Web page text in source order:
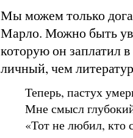
Мы можем только
Марло. Можно быть
которую он заплатил
личный, чем
Теперь, пастух
Мне смысл
«Тот не любил, кто